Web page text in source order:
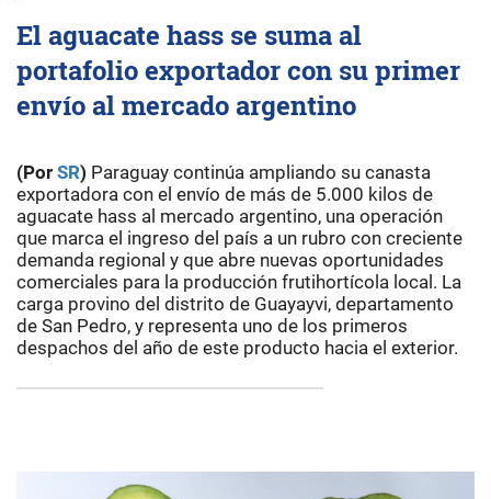
El aguacate hass se suma al
portafolio exportador con su primer
envío al mercado argentino
(Por SR) Paraguay continúa ampliando su canasta
exportadora con el envío de más de 5.000 kilos de
aguacate hass al mercado argentino, una operación
que marca el ingreso del país a un rubro con creciente
demanda regional y que abre nuevas oportunidades
comerciales para la producción frutihortícola local. La
carga provino del distrito de Guayayvi, departamento
de San Pedro, y representa uno de los primeros
despachos del año de este producto hacia el exterior.